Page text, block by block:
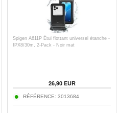
Spigen A611P Étui flottant universel étanche -
IPX8/30m, 2-Pack - Noir mat
26,90EUR
RÉFÉRENCE: 3013684